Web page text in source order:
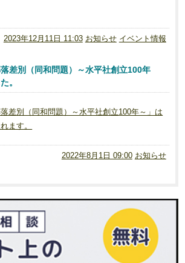
2023年12月11日 11:03 お知らせ イベント情報
差別（同和問題）～水平社創立100年
。
差別（同和問題）～水平社創立100年～」は
ます。
2022年8月1日 09:00 お知らせ